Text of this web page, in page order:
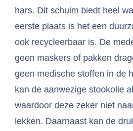
hars. Dit schuim biedt heel
eerste plaats is het een
ook recycleerbaar is. De
geen maskers of pakken
geen medische stoffen in de
kan de aanwezige stookolie
waardoor deze zeker niet
lekken. Daarnaast kan de